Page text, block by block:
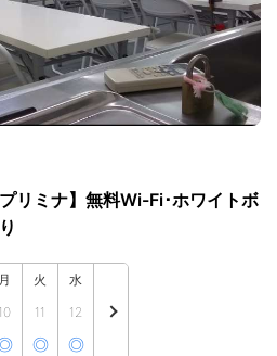
リミナ】無料Wi-Fi･ホワイトボ
月
10
火
11
◎
水
12
◎